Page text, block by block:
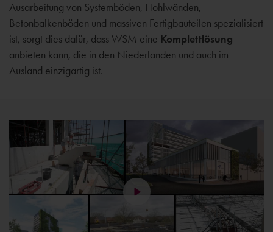
Ausarbeitung von Systemböden, Hohlwänden,
Betonbalkenböden und massiven Fertigbauteilen spezialisiert
ist, sorgt dies dafür, dass WSM eine Komplettlösung
anbieten kann, die in den Niederlanden und auch im
Ausland einzigartig ist.